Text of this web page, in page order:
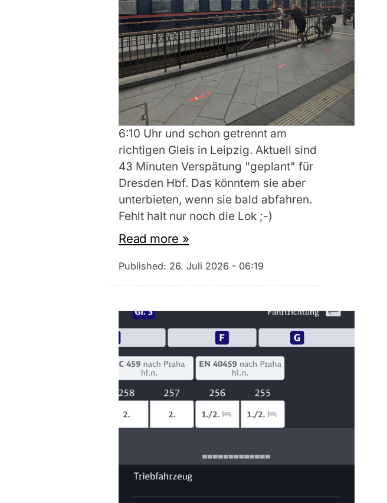
6:10 Uhr und schon getrennt am
richtigen Gleis in Leipzig. Aktuell sind
43 Minuten Verspätung "geplant" für
Dresden Hbf. Das könntem sie aber
unterbieten, wenn sie bald abfahren.
Fehlt halt nur noch die Lok ;-)
Read more »
Published: 26. Juli 2026 - 06:19